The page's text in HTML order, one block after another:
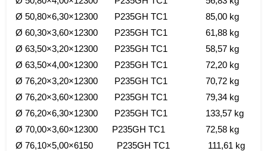
Ø 50,80×6,30×12300 P235GH TC1 85,00 kg
Ø 60,30×3,60×12300 P235GH TC1 61,88 kg
Ø 63,50×3,20×12300 P235GH TC1 58,57 kg
Ø 63,50×4,00×12300 P235GH TC1 72,20 kg
Ø 76,20×3,20×12300 P235GH TC1 70,72 kg
Ø 76,20×3,60×12300 P235GH TC1 79,34 kg
Ø 76,20×6,30×12300 P235GH TC1 133,57 kg
Ø 70,00×3,60×12300 P235GH TC1 72,58 kg
Ø 76,10×5,00×6150 P235GH TC1 111,61 kg